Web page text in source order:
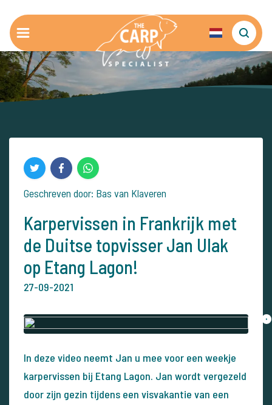
Geschreven door: Bas van Klaveren
Karpervissen in Frankrijk met
de Duitse topvisser Jan Ulak
op Etang Lagon!
27-09-2021
In deze video neemt Jan u mee voor een weekje
karpervissen bij Etang Lagon. Jan wordt vergezeld
door zijn gezin tijdens een visvakantie van een